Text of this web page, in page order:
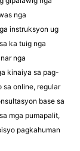
nga
instruksyon ug
ka tuig nga
nga
kinaiya sa pag-
sa online, regular
base sa
mga pumapalit,
pagkahuman